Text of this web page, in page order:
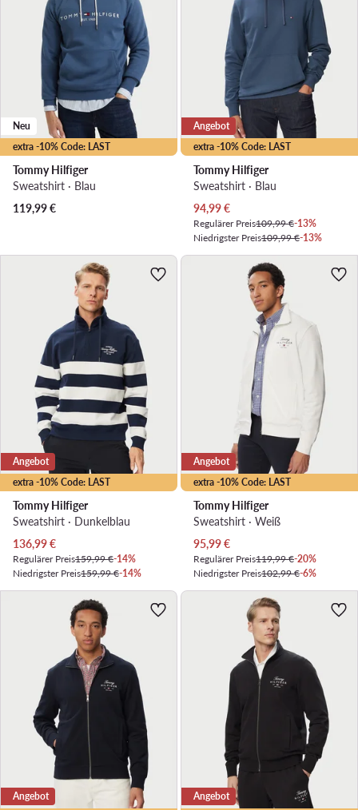
extra -10% Code: LAST
Neu
Tommy Hilfiger
Sweatshirt · Blau
119,99€
extra -10% Code: LAST
Angebot
Tommy Hilfiger
Sweatshirt · Blau
Aktueller Preis
94,99€
Regulärer Preis109,99 €-13%
Niedrigster Preis109,99 €-13%
extra -10% Code: LAST
Angebot
Tommy Hilfiger
Sweatshirt · Dunkelblau
Aktueller Preis
136,99€
Regulärer Preis159,99 €-14%
Niedrigster Preis159,99 €-14%
extra -10% Code: LAST
Angebot
Tommy Hilfiger
Sweatshirt · Weiß
Aktueller Preis
95,99€
Regulärer Preis119,99 €-20%
Niedrigster Preis102,99 €-6%
Angebot Angebot